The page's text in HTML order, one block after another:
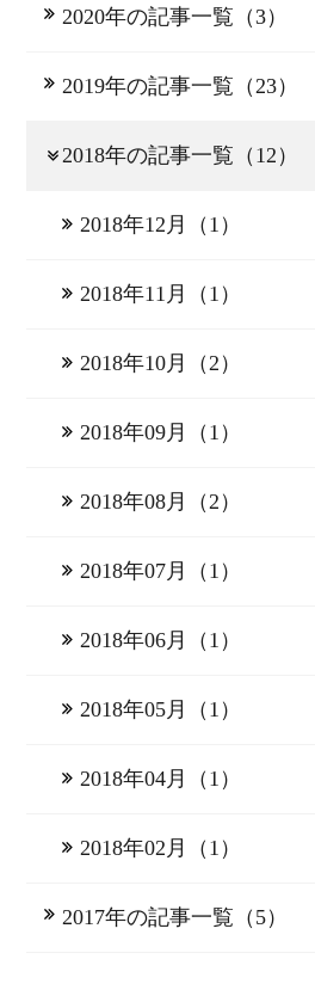
2020年の記事一覧（3）
2019年の記事一覧（23）
2018年の記事一覧（12）
2018年12月（1）
2018年11月（1）
2018年10月（2）
2018年09月（1）
2018年08月（2）
2018年07月（1）
2018年06月（1）
2018年05月（1）
2018年04月（1）
2018年02月（1）
2017年の記事一覧（5）